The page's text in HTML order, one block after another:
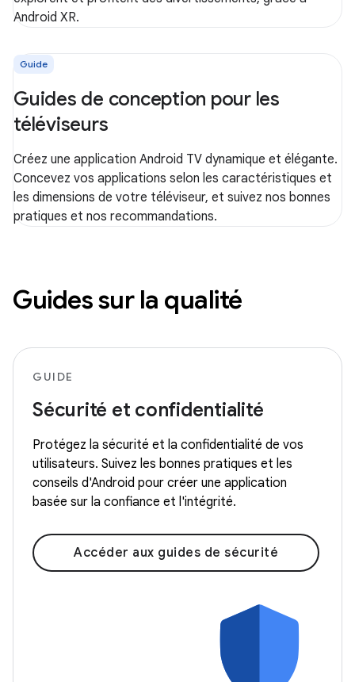
Android XR.
Guide
Guides de conception pour les
téléviseurs
Créez une application Android TV dynamique et élégante.
Concevez vos applications selon les caractéristiques et
les dimensions de votre téléviseur, et suivez nos bonnes
pratiques et nos recommandations.
Guides sur la qualité
GUIDE
Sécurité et confidentialité
Protégez la sécurité et la confidentialité de vos
utilisateurs. Suivez les bonnes pratiques et les
conseils d'Android pour créer une application
basée sur la confiance et l'intégrité.
Accéder aux guides de sécurité